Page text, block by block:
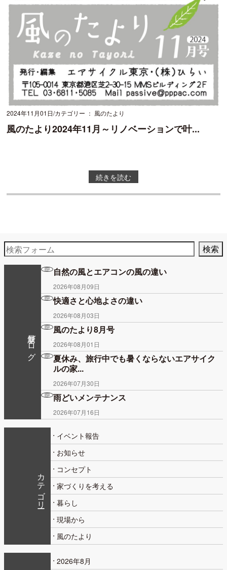
2024年11月01日カテゴリー ： 風のたより
風のたより2024年11月～リノベーションで叶...
続きを読む
最新ブログ
自然の風とエアコンの風の違い
2026年08月09日
快適さと心地よさの違い
2026年08月03日
風のたより8月号
2026年08月01日
夏休み、旅行中でも暑くならないエアサイク
ルの家...
2026年07月30日
雨どいメンテナンス
2026年07月16日
カテゴリー
イベント報告
お知らせ
コンセプト
家づくりを考える
暮らし
現場から
風のたより
2026年8月